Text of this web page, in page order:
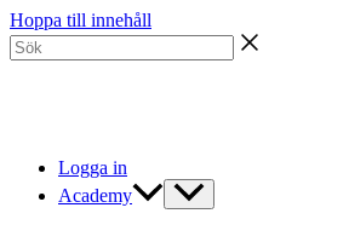
Hoppa till innehåll
Logga in
Academy